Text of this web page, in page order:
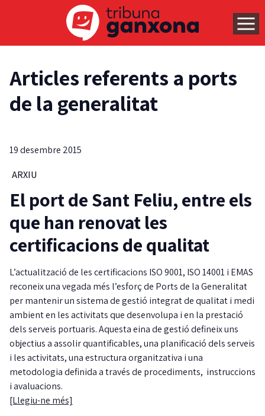
Articles referents a ports
de la generalitat
19 desembre 2015
ARXIU
El port de Sant Feliu, entre els
que han renovat les
certificacions de qualitat
L’actualització de les certificacions ISO 9001, ISO 14001 i EMAS
reconeix una vegada més l’esforç de Ports de la Generalitat
per mantenir un sistema de gestió integrat de qualitat i medi
ambient en les activitats que desenvolupa i en la prestació
dels serveis portuaris. Aquesta eina de gestió defineix uns
objectius a assolir quantificables, una planificació dels serveis
i les activitats, una estructura organitzativa i una
metodologia definida a través de procediments, instruccions
i avaluacions.
[Llegiu-ne més]